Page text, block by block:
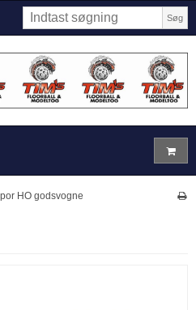
Søg
HO godsvogne